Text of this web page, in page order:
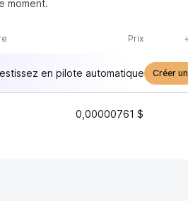
moment.
Prix
en pilote automatique Créer
0,00000761 $